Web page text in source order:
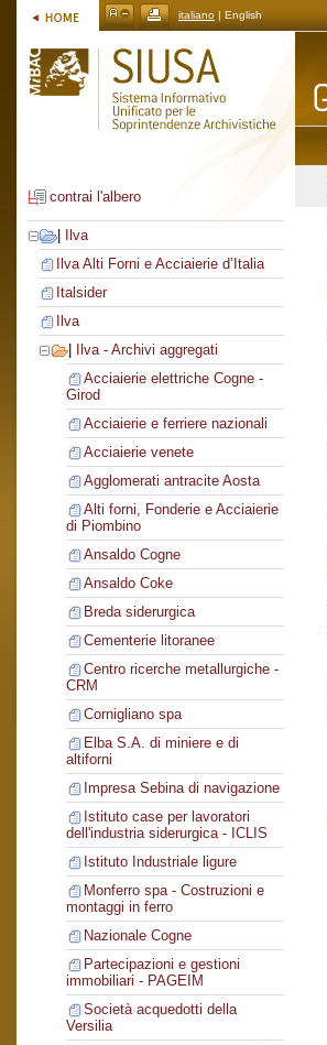
italiano | English
contrai l'albero
Ilva
Ilva Alti Forni e Acciaierie d’Italia
Italsider
Ilva
Ilva - Archivi aggregati
Acciaierie elettriche Cogne -
Girod
Acciaierie e ferriere nazionali
Acciaierie venete
Agglomerati antracite Aosta
Alti forni, Fonderie e Acciaierie
di Piombino
Ansaldo Cogne
Ansaldo Coke
Breda siderurgica
Cementerie litoranee
Centro ricerche metallurgiche -
CRM
Cornigliano spa
Elba S.A. di miniere e di
altiforni
Impresa Sebina di navigazione
Istituto case per lavoratori
dell'industria siderurgica - ICLIS
Istituto Industriale ligure
Monferro spa - Costruzioni e
montaggi in ferro
Nazionale Cogne
Partecipazioni e gestioni
immobiliari - PAGEIM
Società acquedotti della
Versilia